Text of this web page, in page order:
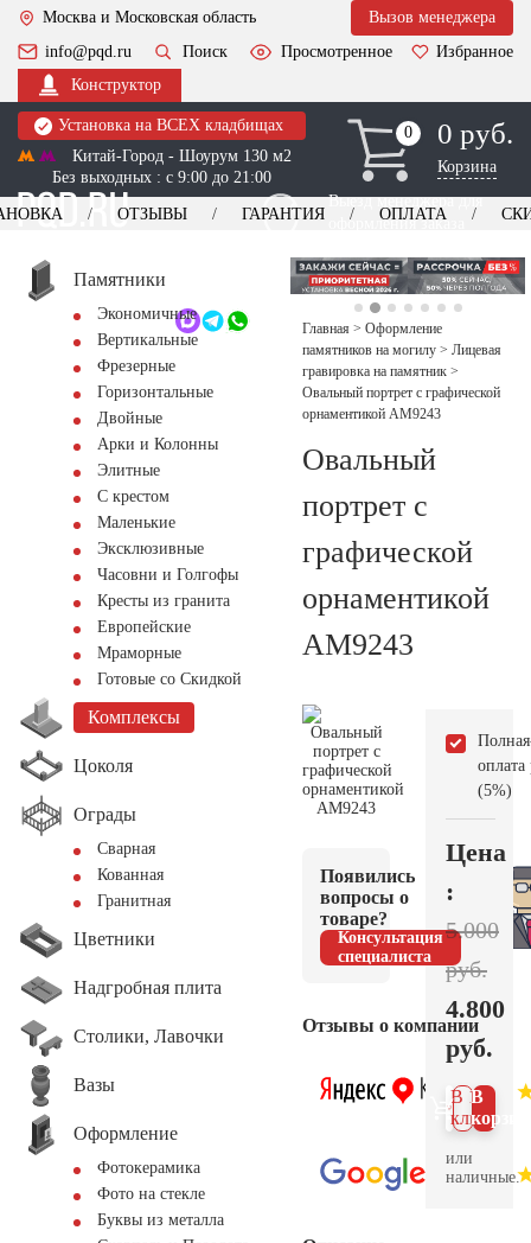
Москва и Московская область
Вызов менеджера
info@pqd.ru
Поиск Просмотренное
Избранное
Конструктор
Установка на ВСЕХ кладбищах
Китай-Город - Шоурум 130 м2
Без выходных : с 9:00 до 21:00
0
0 0 руб.
Корзина
Выезд менеджера для
оформления заказа
+7 (495) 518-44-23
Обратный звонок
ОТЗЫВЫ ГАРАНТИЯ ОПЛАТА
Памятники
Экономичные
Вертикальные
Фрезерные
Горизонтальные
Двойные
Арки и Колонны
Элитные
С крестом
Маленькие
Эксклюзивные
Часовни и Голгофы
Кресты из гранита
Европейские
Мраморные
Готовые со Скидкой
Комплексы
Цоколя
Ограды
Сварная
Кованная
Гранитная
Цветники
Надгробная плита
Столики, Лавочки
Вазы
Оформление
Фотокерамика
Фото на стекле
Буквы из металла
Главная > Оформление
памятников на могилу > Лицевая
гравировка на памятник >
Овальный портрет с графической
орнаментикой AM9243
Овальный
портрет с
графической
орнаментикой
AM9243
Появились
вопросы о
товаре?
Консультация
специалиста
Отзывы о компании
Полная
оплата
(5%)
Цена
:
5.000
руб.
4.800
руб.
В
В 1
клик
или
наличные.